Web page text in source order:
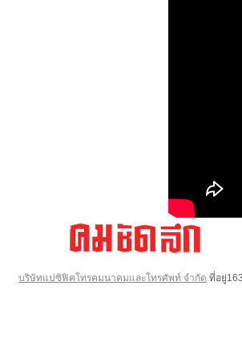
บริษัทแปซิฟิคโทรคมนาคมและโทรศัพท์ จำกัด ที่อยู่